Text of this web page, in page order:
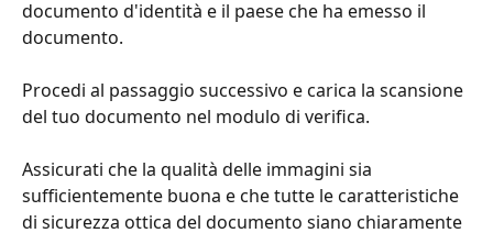
documento d'identità e il paese che ha emesso il
documento.
Procedi al passaggio successivo e carica la scansione
del tuo documento nel modulo di verifica.
Assicurati che la qualità delle immagini sia
sufficientemente buona e che tutte le caratteristiche
di sicurezza ottica del documento siano chiaramente